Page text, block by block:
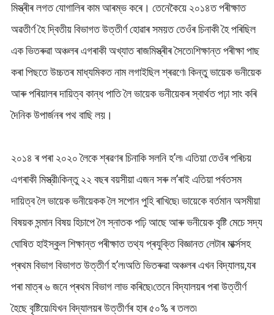
মিস্ত্ৰীৰ লগত যোগালিৰ কাম আৰম্ভ কৰে। তেনেকৈয়ে ২০১৪ত পৰীক্ষাত
অৱতীৰ্ণ হৈ দ্বিতীয় বিভাগত উত্তীৰ্ণ হোৱাৰ সময়ত তেওঁৰ চিনাকী হৈ পৰিছিল
এক ভিতৰুৱা অঞ্চলৰ এগৰাকী অখ্যাত ৰাজমিস্ত্ৰীৰ সৈতে৷শিক্ষান্ত পৰীক্ষা পাছ
কৰা পিছতে উচ্চতৰ মাধ্যমিকত নাম লগাইছিল শ্ৰৱণে৷ কিন্তু ভায়েক ভনীয়েক
আৰু পৰিয়ালৰ দায়িত্ব কান্ধ পাতি লৈ ভায়েক ভনীয়েকৰ স্বাৰ্থত পঢ়া সাং কৰি
দৈনিক উপাৰ্জনৰ পথ বাছি লয়।
২০১৪ ৰ পৰা ২০২০ লৈকে শ্ৰৱণৰ চিনাকি সলনি হ’ল৷ এতিয়া তেওঁৰ পৰিচয়
এগৰাকী মিস্ত্রী৷কিন্তু ২২ বছৰ বয়সীয়া এজন সৰু ল’ৰাই এতিয়া পৰ্বতসম
দায়িত্ব লৈ ভায়েক ভনীয়েকক লৈ সপোন পুহি ৰাখিছে৷ ভায়েকে বৰ্তমান অসমীয়া
বিষয়ক সন্মান বিষয় হিচাপে লৈ স্নাতক পঢ়ি আছে আৰু ভনীয়েক বৃষ্টি মেচে সদ্য
ঘোষিত হাইস্কুল শিক্ষান্ত পৰীক্ষাত তথ্য প্ৰযুক্তি বিজ্ঞানত লেটাৰ মাৰ্ক্সসহ
প্ৰথম বিভাগ বিভাগত উত্তীৰ্ণ হ’ল৷অতি ভিতৰুৱা অঞ্চলৰ এখন বিদ্যালয়,যৰ
পৰা মাত্ৰ ৬ জনে প্ৰথম বিভাগ লাভ কৰিছে৷তেনে বিদ্যালয়ৰ পৰা উত্তীৰ্ণ
হৈছে বৃষ্টিয়ে৷যিখন বিদ্যালয়ৰ উত্তীৰ্ণৰ হাৰ ৫০% ৰ তলত৷